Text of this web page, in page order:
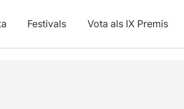
Festivals Vota als IX Premis